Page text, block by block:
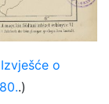
Izvješće o
.)